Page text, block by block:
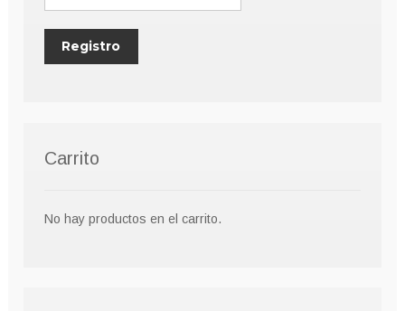
Carrito
No hay productos en el carrito.